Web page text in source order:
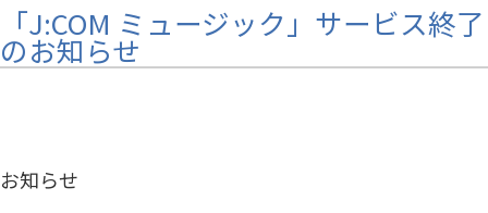
「J:COM ミュージック」サービス終了
のお知らせ
お知らせ